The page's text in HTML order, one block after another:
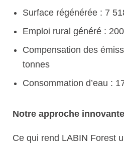
Surface régénérée : 7
Emploi rural généré :
Compensation des
tonnes
Consommation d’eau :
Notre approche innovante
Ce qui rend LABIN Forest